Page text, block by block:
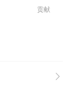
贡献